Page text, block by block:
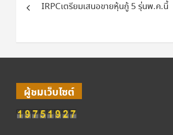
เรื่องIRPCเตรียมเสนอขายหุ้นกู้ 5 รุ่นพ.ค.นี้
ผู้ชมเว็บไซต์